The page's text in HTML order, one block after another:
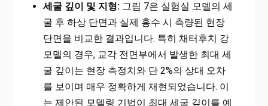
세굴 깊이 및 지형:그림 7은 실험실 모델의 세
굴 후 하상 단면과 실제 홍수 시 측량된 현장
단면을 비교한 결과입니다. 특히 채터후치 강
모델의 경우, 교각 전면부에서 발생한 최대 세
굴 깊이는 현장 측정치와 단 2%의 상대 오차
를 보이며 매우 정확하게 재현되었습니다. 이
는 제안된 모델링 기법이 최대 세굴 깊이를 예